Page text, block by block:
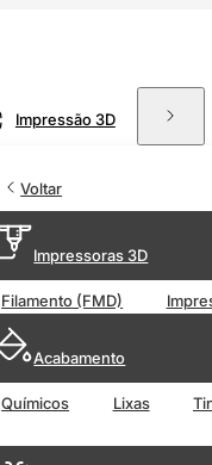
Impressão 3D
Voltar
Impressoras 3D
Filamento (FMD)
Acabamento
Químicos Lixas